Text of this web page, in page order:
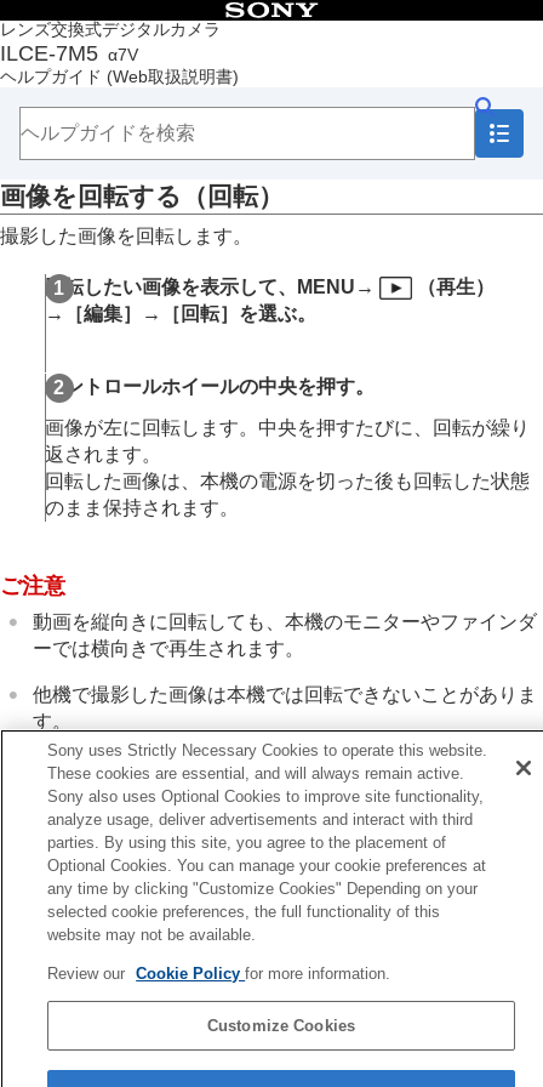
レンズ交換式デジタルカメラ
ILCE-7M5 α7V
ヘルプガイド (Web取扱説明書)
目次
トップページ
ヘルプガイドの使いかた
本体と付属品を確認する
本機の基本操作
準備/基本的な撮影
MENU一覧から機能を探す
カメラをカスタマイズする
再生する
画像の表示方法を変える
画像間をジャンプ移動する方法を設定する（
画像
送り設定
撮影した画像を保護する（プロテクト ）
画像に情報を追加する
レーティング
トリミング
動画から静止画を切り出す
メモリーカード間で画像をコピーする（
画像を削除する
テレビと接続して画像を見る
カメラの設定を変更する
スマートフォンでできること
パソコンでできること
クラウドサービスを利用する
故障かな？と思ったら
画像を回転する（ 回転）
撮影した画像を回転します。
回転したい画像を表示して、 MENU → （再生）
→
［編集］ → ［回転］ を選ぶ。
コントロールホイールの中央を押す。
画像が左に回転します。中央を押すたびに、回転が繰り
返されます。
回転した画像は、本機の電源を切った後も回転した状態
のまま保持されます。
ご注意
動画を縦向きに回転しても、本機のモニターやファインダ
ーでは横向きで再生されます。
他機で撮影した画像は本機では回転できないことがありま
す。
パソコンで画像を見るとき、ソフトウェアによっては画像
の回転情報が反映されない場合があります。
ップフラグ
言語選択ページへ
Sony uses Strictly Necessary Cookies to operate this website.
These cookies are essential, and will always remain active.
Sony also uses Optional Cookies to improve site functionality,
analyze usage, deliver advertisements and interact with third
parties. By using this site, you agree to the placement of
Optional Cookies. You can manage your cookie preferences at
any time by clicking "Customize Cookies" Depending on your
selected cookie preferences, the full functionality of this
website may not be available.
Review our Cookie Policyfor more information.
Customize Cookies